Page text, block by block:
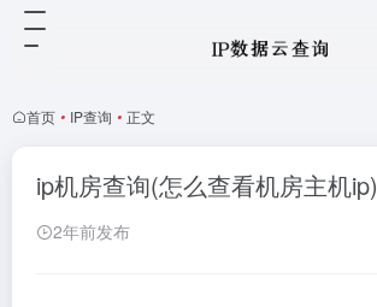
首页 • IP查询 • 正文
ip机房查询(怎么查看机房主机ip)
2年前发布